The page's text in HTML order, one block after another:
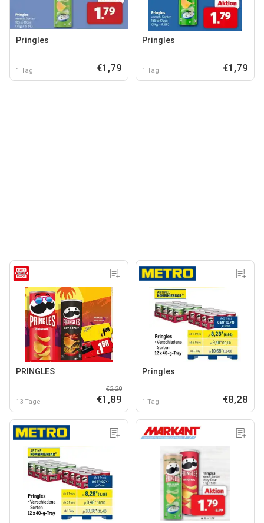
Pringles
1 Tag €1,79
Pringles
1 Tag €1,79
PRINGLES
13 Tage
€2,20
€1,89
Pringles
1 Tag €8,28